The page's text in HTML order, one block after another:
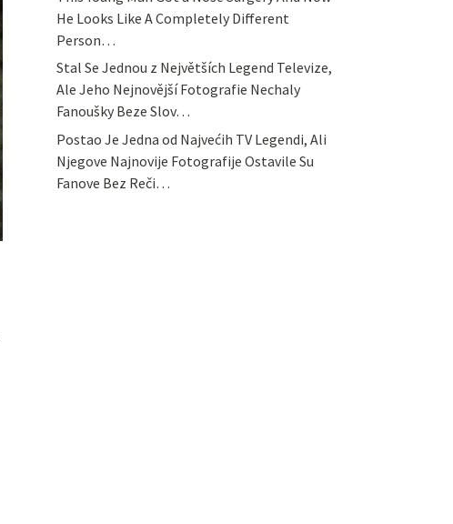
He Looks Like A Completely Different
Person…
Stal Se Jednou z Největších Legend Televize,
Ale Jeho Nejnovější Fotografie Nechaly
Fanoušky Beze Slov…
Postao Je Jedna od Najvećih TV Legendi, Ali
Njegove Najnovije Fotografije Ostavile Su
Fanove Bez Reči…